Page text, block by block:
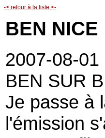
-> retour à la liste <-
BEN NICE
2007-08-01
BEN SUR
Je passe à
l'émission